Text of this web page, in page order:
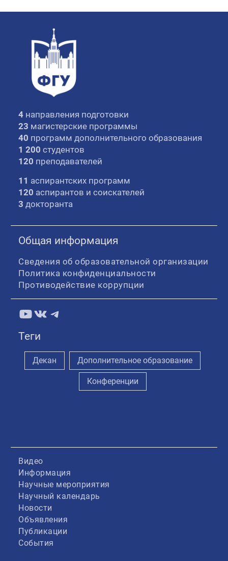
4 направления подготовки
23 магистерские программы
40 программ дополнительного образования
1 200 студентов
120 преподавателей
11 аспирантских программ
120 аспирантов и соискателей
3 докторанта
Общая информация
Сведения об образовательной организации
Политика конфиденциальности
Противодействие коррупции
YouTube
ВКонтакте
Telegram
Теги
Декан Дополнительное образование
Конференции
Видео
Информация
Научные мероприятия
Научный календарь
Новости
Объявления
Публикации
События